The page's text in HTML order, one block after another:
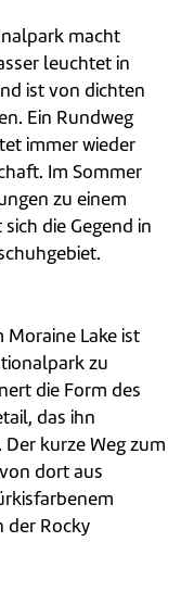
macht
leuchtet in
ist von dichten
Ein Rundweg
immer wieder
Im Sommer
zu einem
die Gegend in
Moraine Lake ist
zu
die Form des
das ihn
kurze Weg zum
dort aus
der Rocky